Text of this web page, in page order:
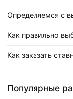
Определяемся с
Как правильно
Как заказать
Популярные